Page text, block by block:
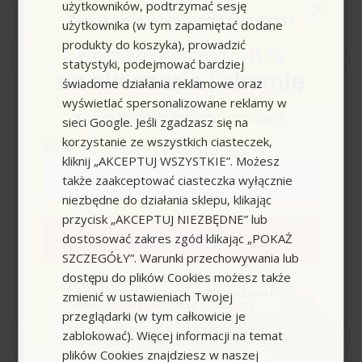
+
Wysyłka do 14 dni
Bardzo twarde pady do
usuwania uporczywych
zabrudzeń, 280 mm, 5
sztuk Karcher
242,00 zł
+
użytkowników, podtrzymać sesję
użytkownika (w tym zapamiętać dodane
produkty do koszyka), prowadzić
statystyki, podejmować bardziej
świadome działania reklamowe oraz
wyświetlać spersonalizowane reklamy w
sieci Google. Jeśli zgadzasz się na
korzystanie ze wszystkich ciasteczek,
kliknij „AKCEPTUJ WSZYSTKIE”. Możesz
także zaakceptować ciasteczka wyłącznie
niezbędne do działania sklepu, klikając
przycisk „AKCEPTUJ NIEZBĘDNE” lub
dostosować zakres zgód klikając „POKAŻ
SZCZEGÓŁY”. Warunki przechowywania lub
dostępu do plików Cookies możesz także
zmienić w ustawieniach Twojej
przeglądarki (w tym całkowicie je
zablokować). Więcej informacji na temat
plików Cookies znajdziesz w naszej
Zapisz się, a w prezencie otrzymasz
Kod rabatowy -5%
na akcesoria i chemię
Kod nie łączy się z innymi promocjami.
Email
Zapisuję się
zgodaWyrażam zgodę na przetwarzanie moich
danych osobowych w postaci adresu e-
mail oraz na przesyłanie na podany
przeze mnie adres e-mail informacji
handlowej o produktach i usługach
oferowanych w ramach usługi Newsletter
przez ocean.com sp. z o.o. sp. k.